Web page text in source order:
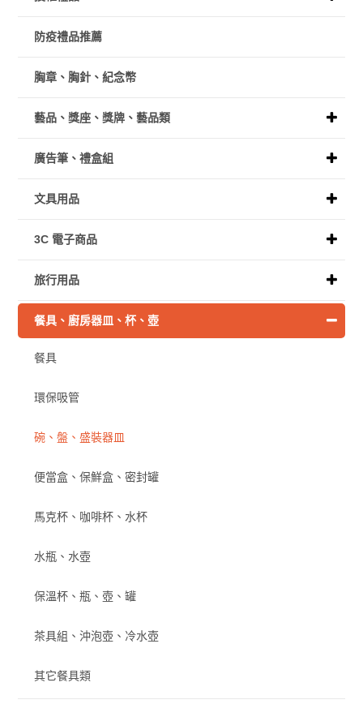
防疫禮品推薦
胸章、胸針、紀念幣
藝品、獎座、獎牌、藝品類
廣告筆、禮盒組
文具用品
3C 電子商品
旅行用品
餐具、廚房器皿、杯、壺
餐具
環保吸管
碗、盤、盛裝器皿
便當盒、保鮮盒、密封罐
馬克杯、咖啡杯、水杯
水瓶、水壺
保溫杯、瓶、壺、罐
茶具組、沖泡壺、冷水壺
其它餐具類